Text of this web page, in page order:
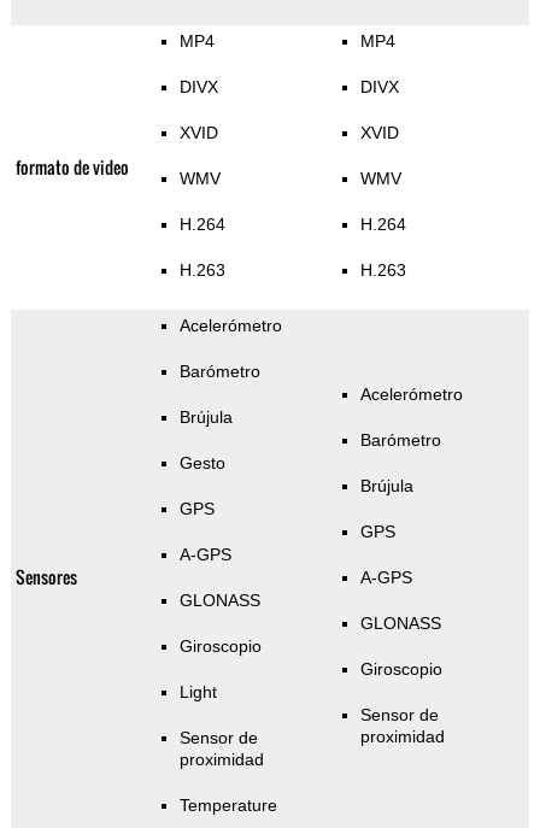
formato de video
MP4
DIVX
XVID
WMV
H.264
H.263
MP4
DIVX
XVID
WMV
H.264
H.263
Sensores
Acelerómetro
Barómetro
Brújula
Gesto
GPS
A-GPS
GLONASS
Giroscopio
Light
Sensor de
proximidad
Temperature
Acelerómetro
Barómetro
Brújula
GPS
A-GPS
GLONASS
Giroscopio
Sensor de
proximidad